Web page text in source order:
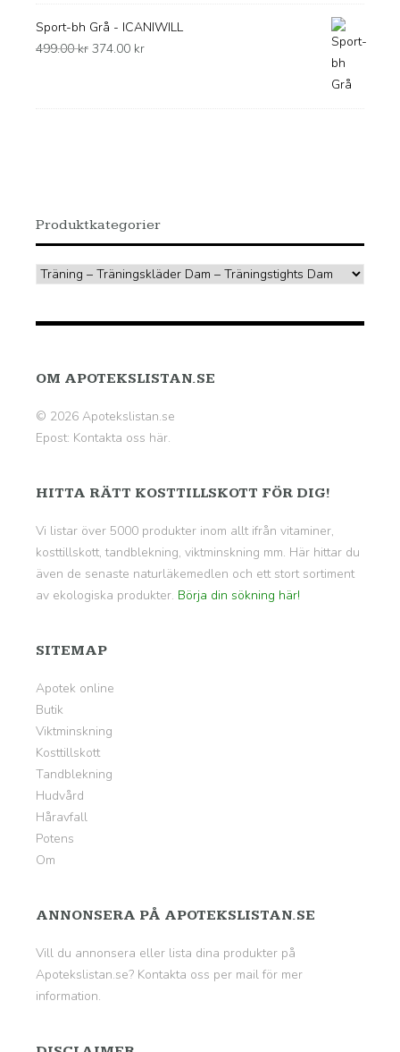
Sport-bh Grå - ICANIWILL
499.00kr Det
374.00 krDet
Produktkategorier
OM APOTEKSLISTAN.SE
© 2026 Apotekslistan.se
Epost: Kontakta oss här.
HITTA RÄTT KOSTTILLSKOTT FÖR DIG!
Vi listar över 5000 produkter inom allt ifrån vitaminer,
kosttillskott, tandblekning, viktminskning mm. Här hittar du
även de senaste naturläkemedlen och ett stort sortiment
av ekologiska produkter. Börja din sökning här!
SITEMAP
Apotek online
Butik
Viktminskning
Kosttillskott
Tandblekning
Hudvård
Håravfall
Potens
Om
ANNONSERA PÅ APOTEKSLISTAN.SE
Vill du annonsera eller lista dina produkter på
Apotekslistan.se? Kontakta oss per mail för mer
information.